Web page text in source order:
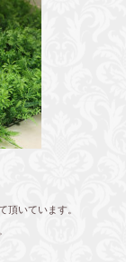
いています。